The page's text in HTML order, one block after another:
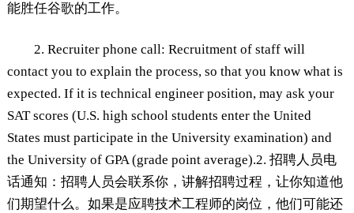
能胜任谷歌的工作。
2. Recruiter phone call: Recruitment of staff will
contact you to explain the process, so that you know what is
expected. If it is technical engineer position, may ask your
SAT scores (U.S. high school students enter the United
States must participate in the University examination) and
the University of GPA (grade point average).2. 招聘人员电
话通知：招聘人员会联系你，讲解招聘过程，让你知道他
们期望什么。如果是应聘技术工程师的岗位，他们可能还